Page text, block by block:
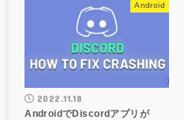
Android
2022.11.18
AndroidでDiscordアプリが